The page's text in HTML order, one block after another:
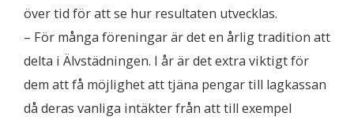
över tid för att se hur resultaten utvecklas.
– För många föreningar är det en årlig tradition att
delta i Älvstädningen. I år är det extra viktigt för
dem att få möjlighet att tjäna pengar till lagkassan
då deras vanliga intäkter från att till exempel